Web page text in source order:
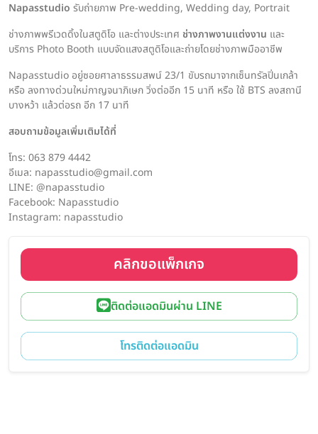
Napasstudio รับถ่ายภาพ Pre-wedding, Wedding day, Portrait
ช่างภาพพรีเวดดิ้งในสตูดิโอ และต่างประเทศ ช่างภาพงานแต่งงาน และ
บริการ Photo Booth แบบจัดแสงสตูดิโอและถ่ายโดยช่างภาพมืออาชีพ
Napasstudio อยู่ซอยศาลาธรรมสพน์ 23/1 ขับรถมาจากเซ็นทรัลปิ่นเกล้า
หรือ ลงทางด่วนใหม่กาญจนาภิเษก วิ่งต่ออีก 15 นาที หรือ ใช้ BTS ลงสถานี
บางหว้า แล้วต่อรถ อีก 17 นาที
สอบถามข้อมูลเพิ่มเติมได้ที่
โทร: 063 879 4442
อีเมล: napasstudio@gmail.com
LINE: @napasstudio
Facebook: Napasstudio
Instagram: napasstudio
คลิกขอแพ็กเกจ
ติดต่อแอดมินผ่าน LINE
โทรติดต่อแอดมิน